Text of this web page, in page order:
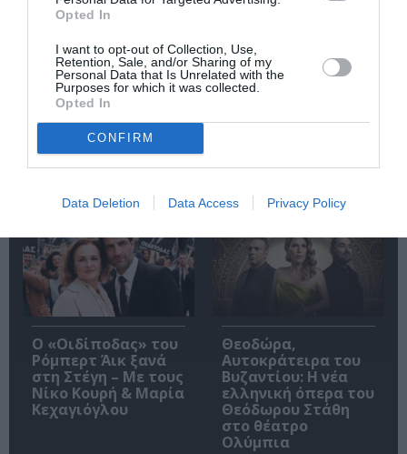
Opted In
I want to opt-out of Collection, Use,
Retention, Sale, and/or Sharing of my
Personal Data that Is Unrelated with the
Purposes for which it was collected.
Opted In
CONFIRM
Data Deletion Data Access Privacy Policy
«Παρεμποδίζοντας
την αποστασία,
Ιουλιανά 1965»:
Παρουσίαση του
βιβλίου στο
Μεταξουργείο
Σπύρος Κακατσάκης
Σκοτάδι:
Παρουσίαση του
βιβλίου στα Public
Συντάγματος
Δημοφιλή Άρθρα
O «Οιδίποδας» του
Ρόμπερτ Άικ ξανά
στη Στέγη – Με τους
Νίκο Κουρή & Μαρία
Κεχαγιόγλου
Θεοδώρα,
Αυτοκράτειρα του
Βυζαντίου: Η νέα
ελληνική όπερα του
Θεόδωρου Στάθη
στο θέατρο
Ολύμπια